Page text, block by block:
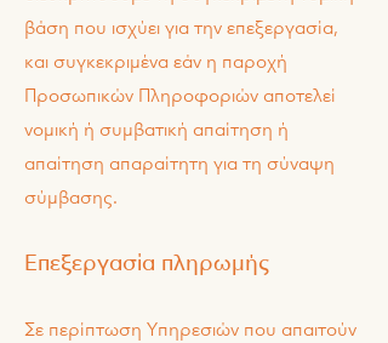
βάση που ισχύει για την επεξεργασία,
και συγκεκριμένα εάν η παροχή
Προσωπικών Πληροφοριών αποτελεί
νομική ή συμβατική απαίτηση ή
απαίτηση απαραίτητη για τη σύναψη
σύμβασης.
Επεξεργασία πληρωμής
Σε περίπτωση Υπηρεσιών που απαιτούν